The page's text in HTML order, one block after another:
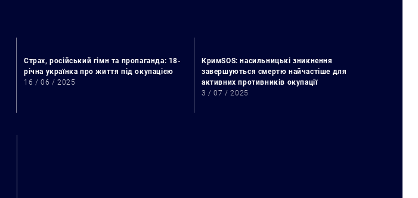
Страх, російський гімн та пропаганда: 18-
річна українка про життя під окупацією
16 / 06 / 2025
КримSOS: насильницькі зникнення
завершуються смертю найчастіше для
активних противників окупації
3 / 07 / 2025